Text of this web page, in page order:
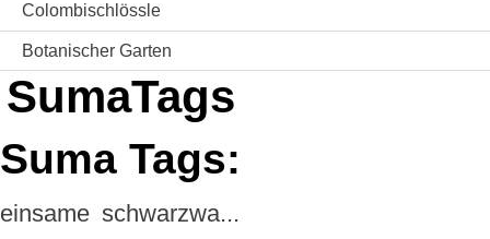
Colombischlössle
Botanischer Garten
SumaTags
Suma Tags:
einsame schwarzwa...